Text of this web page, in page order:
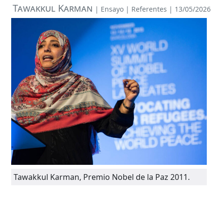
Tawakkul Karman | Ensayo | Referentes | 13/05/2026
Tawakkul Karman, Premio Nobel de la Paz 2011.